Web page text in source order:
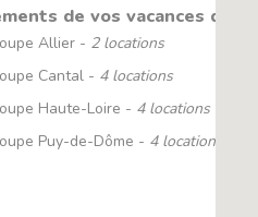
de vos vacances de la
Allier - 2 locations
Cantal - 4 locations
Haute-Loire - 4 locations
Puy-de-Dôme - 4 locations